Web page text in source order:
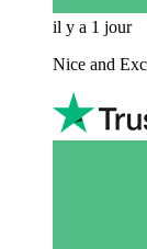
il y a 1 jour
Nice and